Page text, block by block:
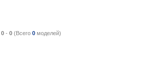
0- 0(Всего 0моделей)